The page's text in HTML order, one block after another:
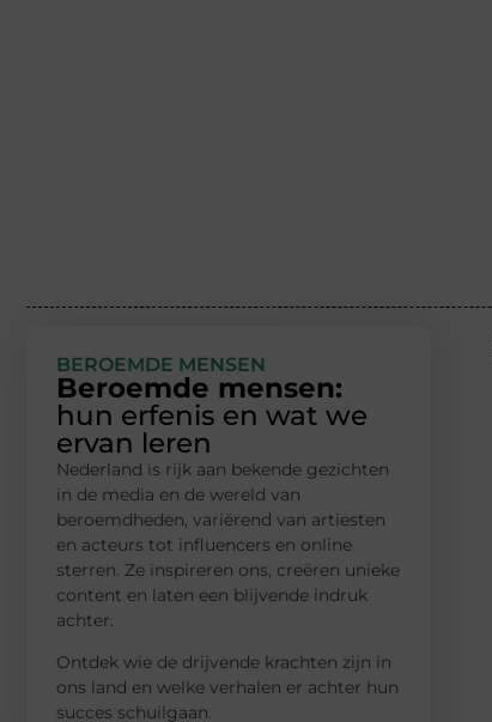
BEROEMDE MENSEN
Beroemde mensen:
hun erfenis en wat we
ervan leren
Nederland is rijk aan bekende gezichten
in de media en de wereld van
beroemdheden, variërend van artiesten
en acteurs tot influencers en online
sterren. Ze inspireren ons, creëren unieke
content en laten een blijvende indruk
achter.
Ontdek wie de drijvende krachten zijn in
ons land en welke verhalen er achter hun
succes schuilgaan.